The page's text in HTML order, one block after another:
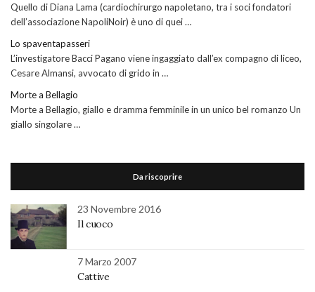
Quello di Diana Lama (cardiochirurgo napoletano, tra i soci fondatori
dell’associazione NapoliNoir) è uno di quei …
Lo spaventapasseri
L’investigatore Bacci Pagano viene ingaggiato dall’ex compagno di liceo,
Cesare Almansi, avvocato di grido in …
Morte a Bellagio
Morte a Bellagio, giallo e dramma femminile in un unico bel romanzo Un
giallo singolare …
Da riscoprire
23 Novembre 2016
Il cuoco
7 Marzo 2007
Cattive